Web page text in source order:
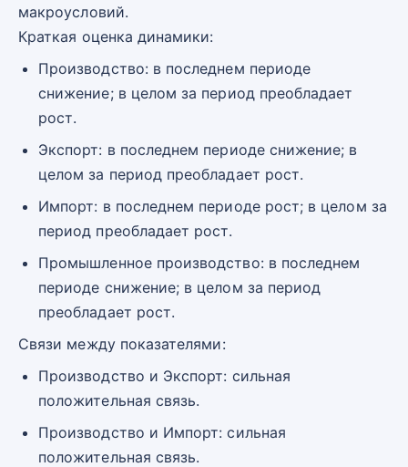
макроусловий.
Краткая оценка динамики:
Производство: в последнем периоде
снижение; в целом за период преобладает
рост.
Экспорт: в последнем периоде снижение; в
целом за период преобладает рост.
Импорт: в последнем периоде рост; в целом за
период преобладает рост.
Промышленное производство: в последнем
периоде снижение; в целом за период
преобладает рост.
Связи между показателями:
Производство и Экспорт: сильная
положительная связь.
Производство и Импорт: сильная
положительная связь.